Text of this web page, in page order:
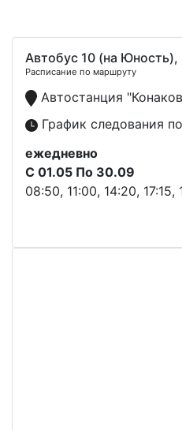
Автобус 10 (на Юность),
Расписание по маршруту
Автостанция
График следования
ежедневно
С 01.05 По 30.09
08:50, 11:00, 14:20, 17:15,